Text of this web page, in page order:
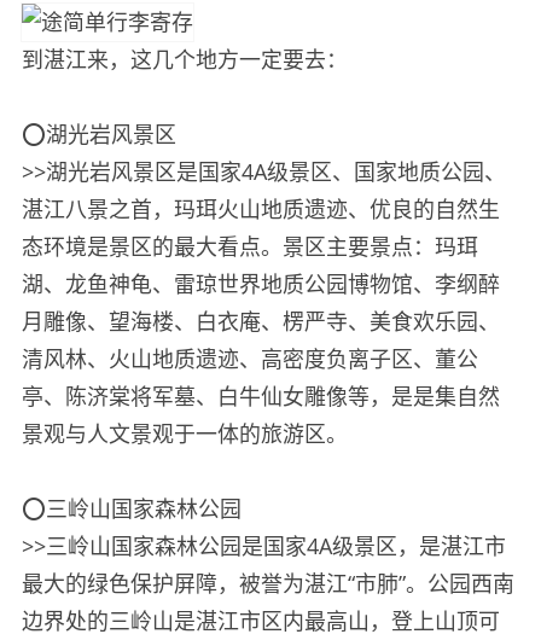
到湛江来，这几个地方一定要去：
⭕️湖光岩风景区
>>湖光岩风景区是国家4A级景区、国家地质公园、
湛江八景之首，玛珥火山地质遗迹、优良的自然生
态环境是景区的最大看点。景区主要景点：玛珥
湖、龙鱼神龟、雷琼世界地质公园博物馆、李纲醉
月雕像、望海楼、白衣庵、楞严寺、美食欢乐园、
清风林、火山地质遗迹、高密度负离子区、董公
亭、陈济棠将军墓、白牛仙女雕像等，是是集自然
景观与人文景观于一体的旅游区。
⭕️三岭山国家森林公园
>>三岭山国家森林公园是国家4A级景区，是湛江市
最大的绿色保护屏障，被誉为湛江“市肺”。公园西南
边界处的三岭山是湛江市区内最高山，登上山顶可